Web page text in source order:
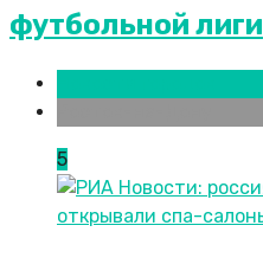
футбольной лиги
5